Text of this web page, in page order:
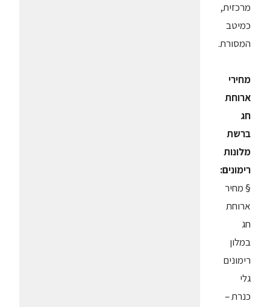
מרכזית,
כמיטב
המסורת.
מחירי
ארוחת
חג
ברשת
מלונות
רימונים:
§ מחיר
ארוחת
חג
במלון
רימונים
גלי
כנרת –